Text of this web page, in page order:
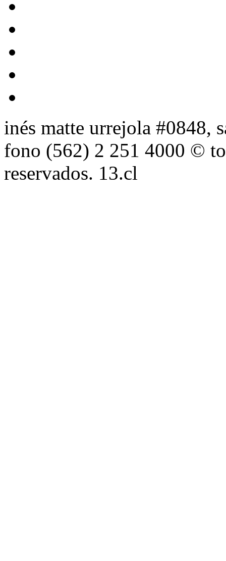
inés matte urrejola #0848,
fono (562) 2 251 4000 ©
reservados. 13.cl